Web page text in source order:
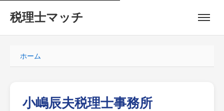
税理士マッチ
ホーム
小嶋辰夫税理士事務所